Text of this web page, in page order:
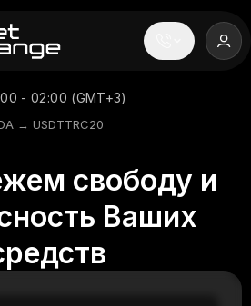
- 02:00 (GMT+3)
→ USDTTRC20
свободу и
Ваших